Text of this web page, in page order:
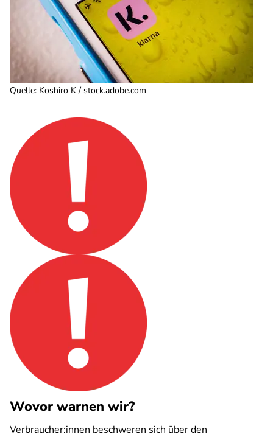
Quelle: Koshiro K / stock.adobe.com
Wovor warnen wir?
Verbraucher:innen beschweren sich über den